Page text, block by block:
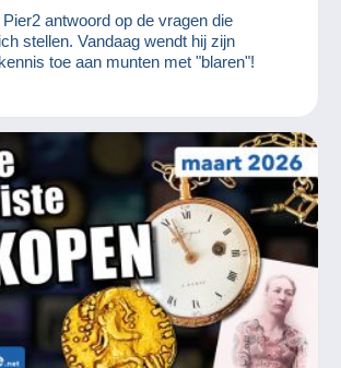
antwoord op de vragen die
stellen. Vandaag wendt hij zijn
toe aan munten met "blaren"!